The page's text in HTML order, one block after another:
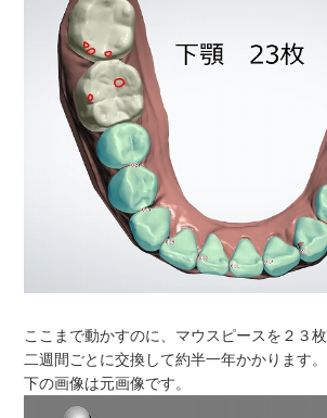
ここまで動かすのに、マウスピースを２３枚
二週間ごとに交換して約半一年かかります。
下の画像は元画像です。